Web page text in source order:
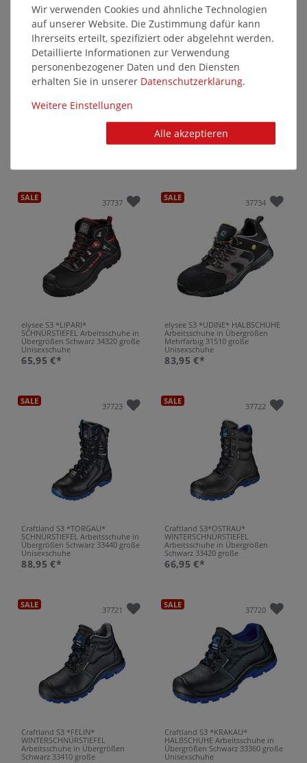
elysee S3 *SANZA* HALBSCHUH
elysee S3 *DIMARO*
HALBSCHUHE Arbeitsschuhe in
Übergrößen Schwarz 34321 große
Unisexschuhe
SALE 37737
elysee S3 *LIPARI*
SCHNÜRSTIEFEL Arbeitsschuhe in
Übergrößen Schwarz 34320 große
Unisexschuhe
65,95 €*
SALE 37734
elysee S3 *UDINE* HALBSCHUHE
Arbeitsschuhe in Übergrößen
Mehrfarbig 31510 große
Unisexschuhe
83,95 €*
SALE 37723
Craftland S3 *TORGAU*
SCHNÜRSTIEFEL Arbeitsschuhe in
Übergrößen Schwarz 33440 große
Unisexschuhe
88,95 €*
SALE 37722
Craftland S3*OSTRAU*
WINTERSCHNÜRSTIEFEL
Arbeitsschuhe in Übergrößen
Schwarz 33420 große
Unisexschuhe
66,95 €*
SALE 37721
Craftland S3 *FELIN*
WINTERSCHNÜRSTIEFEL
Arbeitsschuhe in Übergrößen
Schwarz 33410 große
SALE 37720
Craftland S3 *KRAKAU*
HALBSCHUHE Arbeitsschuhe in
Übergrößen Schwarz 33360 große
Unisexschuhe
Wir verwenden Cookies und ähnliche Technologien
auf unserer Website. Die Zustimmung dafür kann
Ihrerseits erteilt, spezifiziert oder abgelehnt werden.
Detaillierte Informationen zur Verwendung
personenbezogener Daten und den Diensten
erhalten Sie in unserer Daten­schutz­erklärung.
Weitere Einstellungen
Alle akzeptieren